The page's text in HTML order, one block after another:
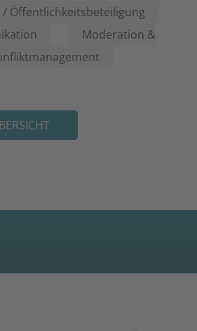
Öffentlichkeitsbeteiligung
Moderation &